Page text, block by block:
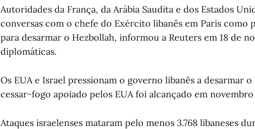
Autoridades da França, da Arábia Saudita e dos Estados
conversas com o chefe do Exército libanês em Paris
para desarmar o Hezbollah, informou a Reuters em 18 de
diplomáticas.
Os EUA e Israel pressionam o governo libanês a desarmar
cessar-fogo apoiado pelos EUA foi alcançado em
Ataques israelenses mataram pelo menos 3.768 libaneses